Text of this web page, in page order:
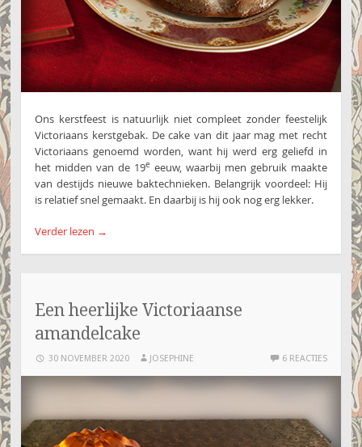
Ons kerstfeest is natuurlijk niet compleet zonder feestelijk
Victoriaans kerstgebak. De cake van dit jaar mag met recht
Victoriaans genoemd worden, want hij werd erg geliefd in
het midden van de 19e eeuw, waarbij men gebruik maakte
van destijds nieuwe baktechnieken. Belangrijk voordeel: Hij
is relatief snel gemaakt. En daarbij is hij ook nog erg lekker.
Verder lezen →
Een heerlijke Victoriaanse
amandelcake
30 NOVEMBER 2020 JOSEPHINE 6 REACTIES